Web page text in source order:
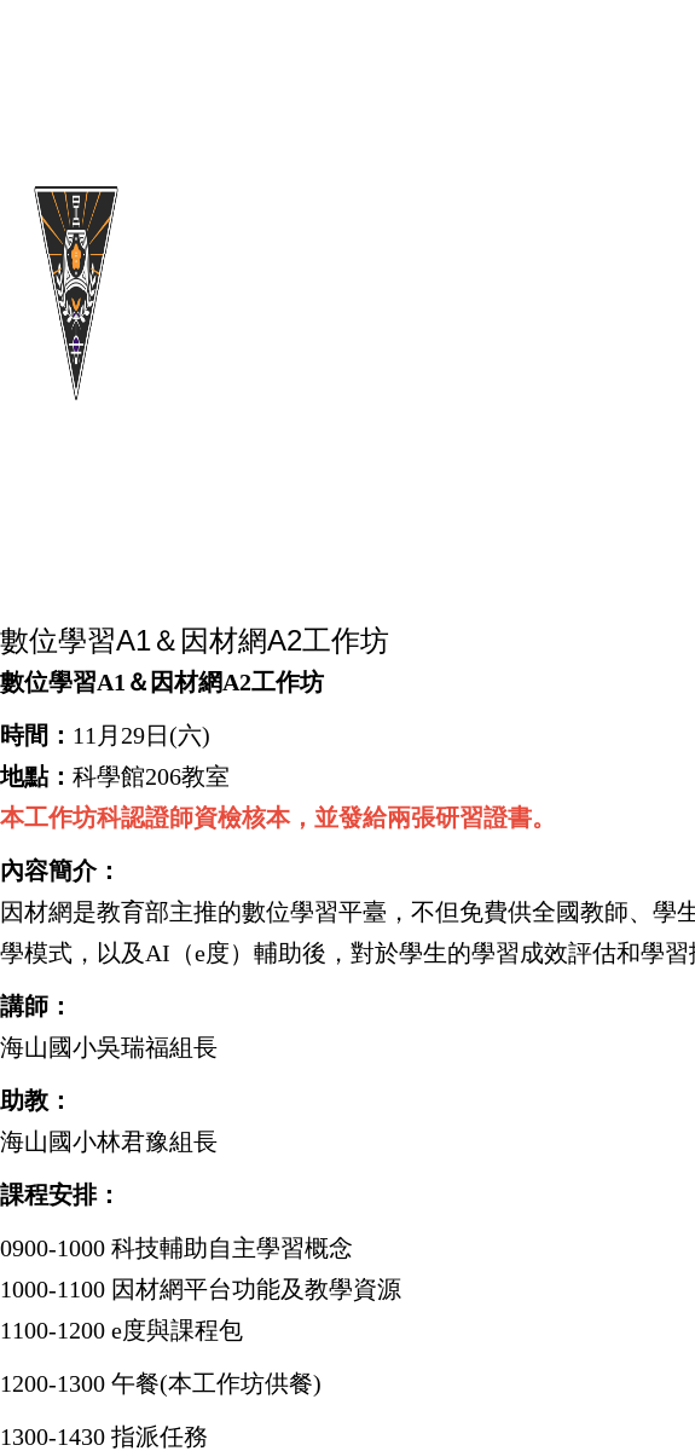
數位學習A1＆因材網A2工作坊
數位學習A1＆因材網A2工作坊
時間： 11月29日(六)
地點： 科學館206教室
本工作坊科認證師資檢核本，並發給兩張研習證書。
內容簡介：
因材網是教育部主推的數位學習平臺，不但免費供全國教師、
學模式，以及AI（e度）輔助後，對於學生的學習成效評估和學習
講師：
海山國小吳瑞福組長
助教：
海山國小林君豫組長
課程安排：
0900-1000 科技輔助自主學習概念
1000-1100 因材網平台功能及教學資源
1100-1200 e度與課程包
1200-1300 午餐(本工作坊供餐)
1300-1430 指派任務